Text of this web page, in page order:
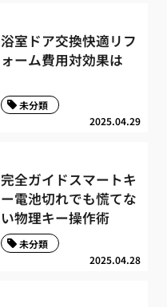
浴室ドア交換快適リフ
ォーム費用対効果は
2025.04.29
未分類
完全ガイドスマートキ
ー電池切れでも慌てな
い物理キー操作術
2025.04.28
未分類